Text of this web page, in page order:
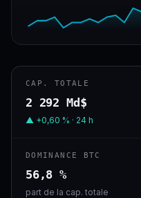
CAP. TOTALE
2 292 Md$
▲ +0,60 % · 24 h
DOMINANCE BTC
56,8 %
part de la cap. totale